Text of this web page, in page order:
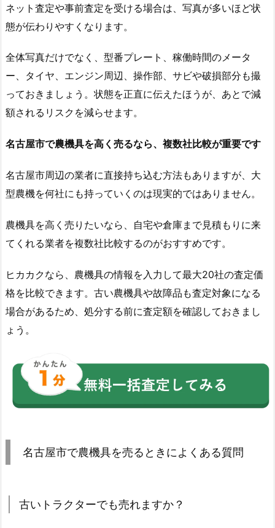
ネット査定や事前査定を受ける場合は、写真が多いほど状
態が伝わりやすくなります。
全体写真だけでなく、型番プレート、稼働時間のメータ
ー、タイヤ、エンジン周辺、操作部、サビや破損部分も撮
っておきましょう。状態を正直に伝えたほうが、あとで減
額されるリスクを減らせます。
名古屋市で農機具を高く売るなら、複数社比較が重要です
名古屋市周辺の業者に直接持ち込む方法もありますが、大
型農機を何社にも持っていくのは現実的ではありません。
農機具を高く売りたいなら、自宅や倉庫まで見積もりに来
てくれる業者を複数社比較するのがおすすめです。
ヒカカクなら、農機具の情報を入力して最大20社の査定価
格を比較できます。古い農機具や故障品も査定対象になる
場合があるため、処分する前に査定額を確認しておきまし
ょう。
名古屋市で農機具を売るときによくある質問
古いトラクターでも売れますか？